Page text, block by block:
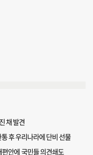
채 발견
후 우리나라에 단비 선물
안에 국민들 의견쇄도